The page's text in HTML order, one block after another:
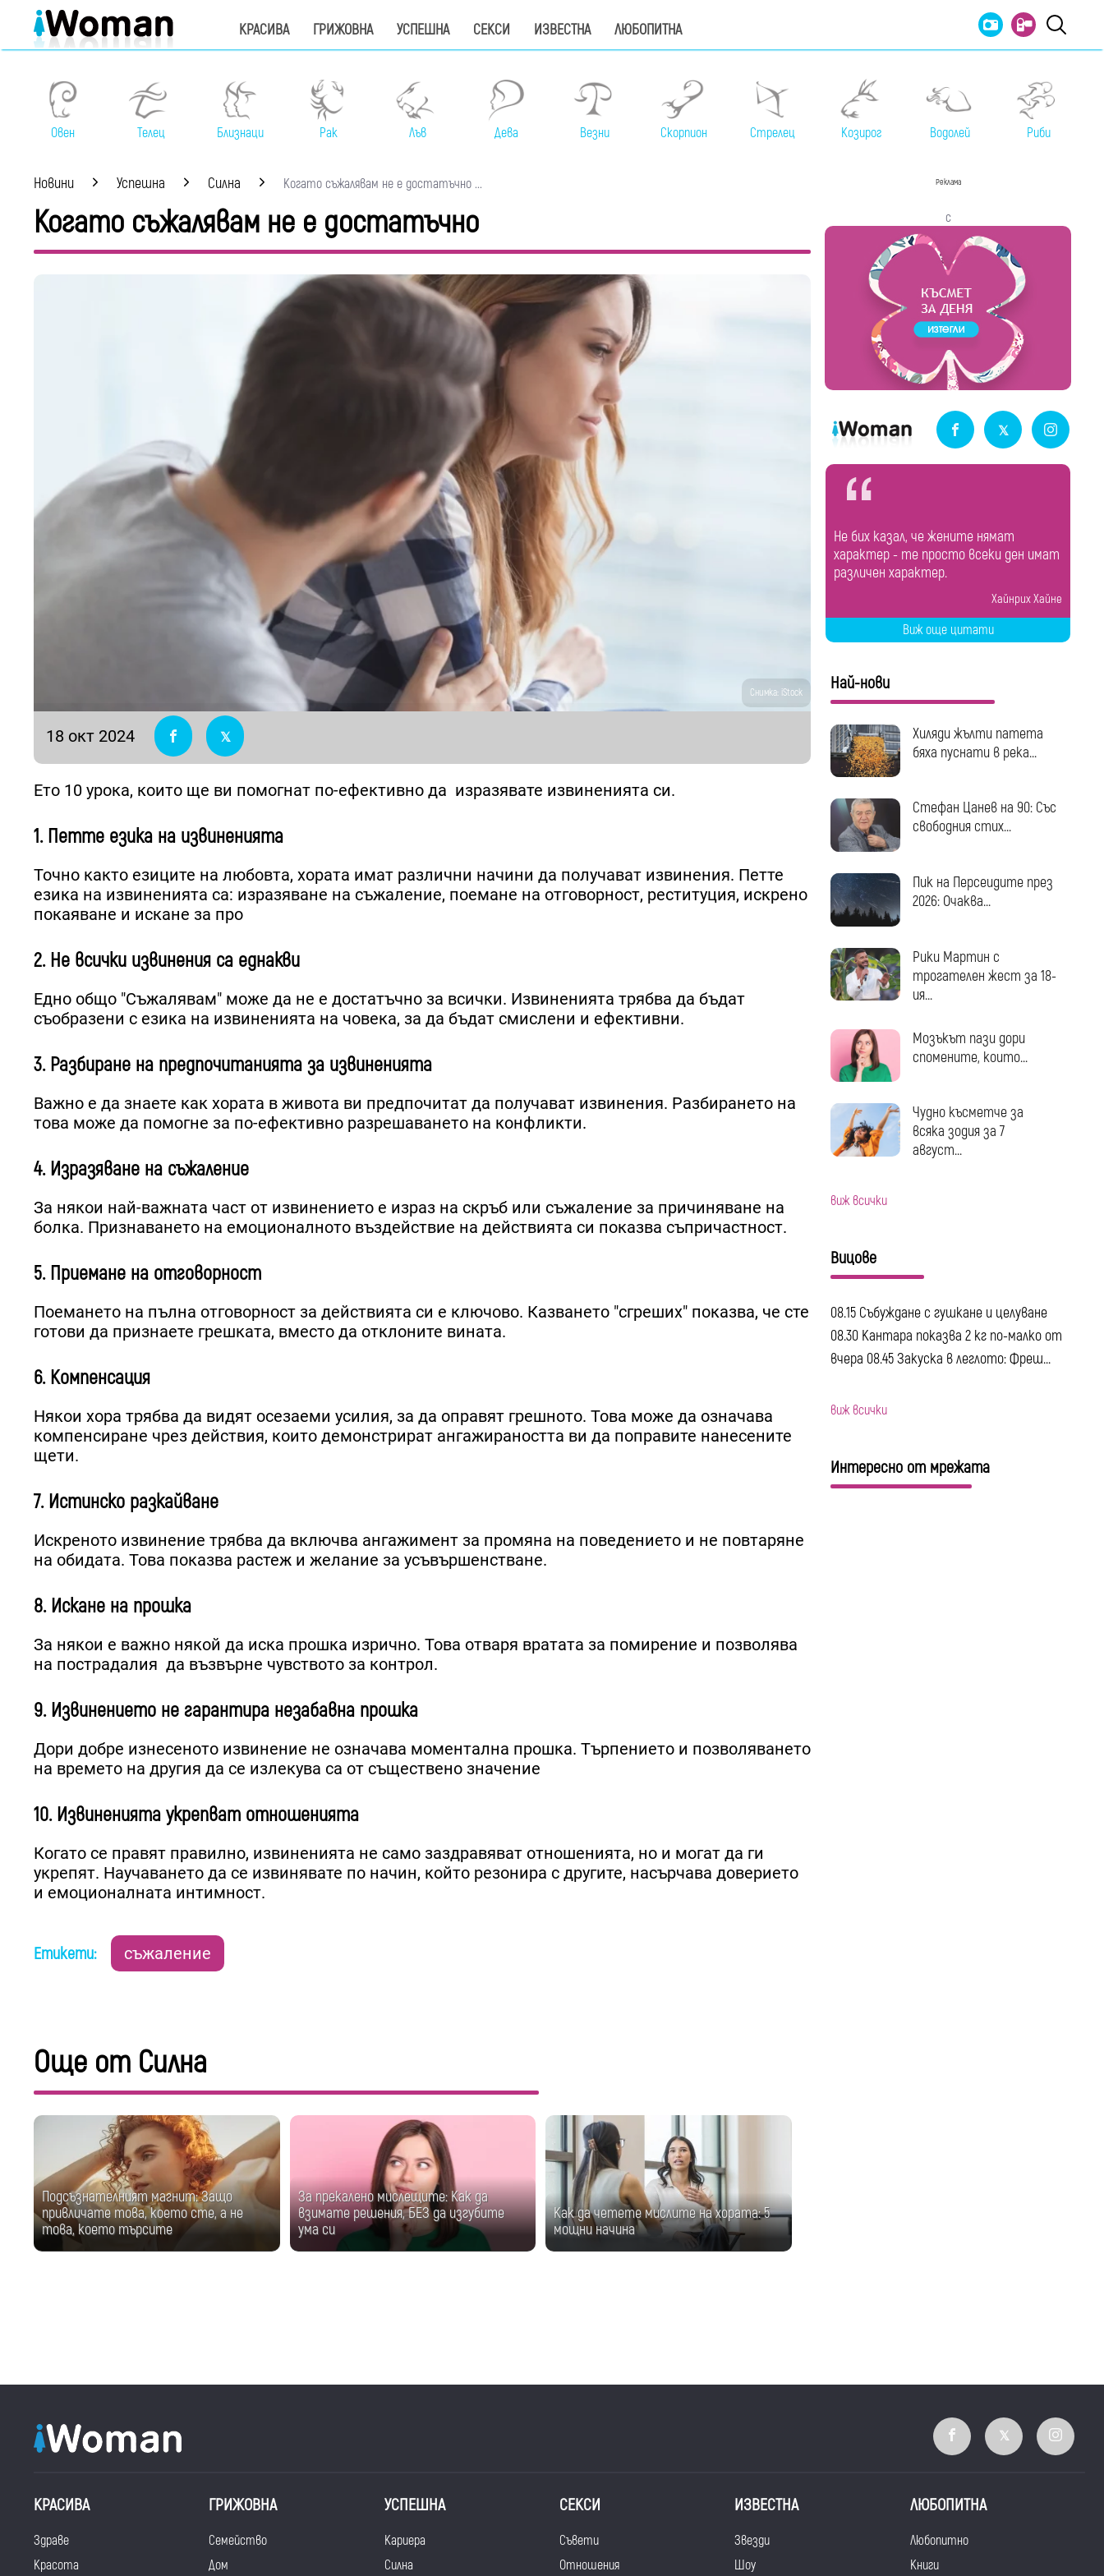
КРАСИВА ГРИЖОВНА УСПЕШНА СЕКСИ ИЗВЕСТНА ЛЮБОПИТНА
Овен Телец Близнаци Рак Лъв Дева Везни Скорпион Стрелец Козирог Водолей Риби
Новини Успешна Силна Когато съжалявам не е достатъчно ...
Когато съжалявам не е достатъчно
Снимка: iStock
18 окт 2024
Ето 10 урока, които ще ви помогнат по-ефективно да изразявате извиненията си.
1. Петте езика на извиненията
Точно както езиците на любовта, хората имат различни начини да получават извинения. Петте
езика на извиненията са: изразяване на съжаление, поемане на отговорност, реституция, искрено
покаяване и искане за про
2. Не всички извинения са еднакви
Едно общо "Съжалявам" може да не е достатъчно за всички. Извиненията трябва да бъдат
съобразени с езика на извиненията на човека, за да бъдат смислени и ефективни.
3. Разбиране на предпочитанията за извиненията
Важно е да знаете как хората в живота ви предпочитат да получават извинения. Разбирането на
това може да помогне за по-ефективно разрешаването на конфликти.
4. Изразяване на съжаление
За някои най-важната част от извинението е израз на скръб или съжаление за причиняване на
болка. Признаването на емоционалното въздействие на действията си показва съпричастност.
5. Приемане на отговорност
Поемането на пълна отговорност за действията си е ключово. Казването "сгреших" показва, че сте
готови да признаете грешката, вместо да отклоните вината.
6. Компенсация
Някои хора трябва да видят осезаеми усилия, за да оправят грешното. Това може да означава
компенсиране чрез действия, които демонстрират ангажираността ви да поправите нанесените
щети.
7. Истинско разкайване
Искреното извинение трябва да включва ангажимент за промяна на поведението и не повтаряне
на обидата. Това показва растеж и желание за усъвършенстване.
8. Искане на прошка
За някои е важно някой да иска прошка изрично. Това отваря вратата за помирение и позволява
на пострадалия да възвърне чувството за контрол.
9. Извинението не гарантира незабавна прошка
Дори добре изнесеното извинение не означава моментална прошка. Търпението и позволяването
на времето на другия да се излекува са от съществено значение
10. Извиненията укрепват отношенията
Когато се правят правилно, извиненията не само заздравяват отношенията, но и могат да ги
укрепят. Научаването да се извинявате по начин, който резонира с другите, насърчава доверието
и емоционалната интимност.
Етикети: съжаление
Още от Силна
Подсъзнателният магнит: Защо
привличате това, което сте, а не
това, което търсите
За прекалено мислещите: Как да
взимате решения, БЕЗ да изгубите
ума си
Как да четете мислите на хората: 5
мощни начина
Реклама
с
Не бих казал, че жените нямат
характер - те просто всеки ден имат
различен характер.
Хайнрих Хайне
Виж още цитати
Най-нови
Хиляди жълти патета
бяха пуснати в река...
Стефан Цанев на 90: Със
свободния стих...
Пик на Персеидите през
2026: Очаква...
Рики Мартин с
трогателен жест за 18-
ия...
Мозъкът пази дори
спомените, които...
Чудно късметче за
всяка зодия за 7
август...
виж всички
Вицове
08.15 Събуждане с гушкане и целуване
08.30 Кантара показва 2 кг по-малко от
вчера 08.45 Закуска в леглото: Фреш...
виж всички
Интересно от мрежата
КРАСИВА
Здраве
Красота
ГРИЖОВНА
Семейство
Дом
УСПЕШНА
Кариера
Силна
СЕКСИ
Съвети
Отношения
ИЗВЕСТНА
Звезди
Шоу
ЛЮБОПИТНА
Любопитно
Книги